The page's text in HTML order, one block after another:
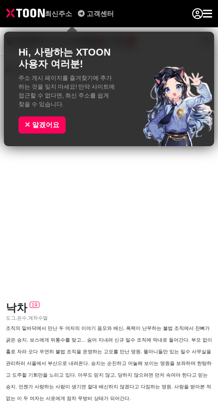
최신주소
Hi, 사랑하는 XTOON
사용자 여러분!
주소 게시 페이지를 즐겨찾기에 추가
하는 것을 잊지 마세요! 만약 사이트에
접근할 수 없다면, 최신 주소를 쉽게
찾을 수 있습니다.
알겠어요
고객센터
낙차 19
도그,은수,계차수열
조직의 밑바닥에서 만난 두 여자의 이야기 음모와 배신, 폭력이 난무하는 불법 조직에서 잔뼈가
굵은 승지. 보스에게 뒤통수를 맞고... 숨어 지내려 신규 밀수 조직에 막내로 들어간다. 부모 없이
홀로 자라 오다 우연히 불법 조직을 운영하는 고모를 만난 영원. 똘마니들만 있는 밀수 사무실을
관리하러 서울에서 부산으로 내려온다. 승지는 순진하고 어눌해 보이는 영원을 보좌하며 한탕하
고 도주할 기회만을 노리고 있다. 아무도 믿지 않고, 당하지 않으려면 먼저 속여야 한다고 믿는
승지. 언젠가 사랑하는 사람이 생기면 절대 배신하지 않겠다고 다짐하는 영원. 사랑을 받아본 적
없는 이 두 여자는 서로에게 점차 무방비 상태가 되어간다.